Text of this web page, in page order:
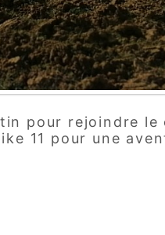
pour rejoindre le
11 pour une